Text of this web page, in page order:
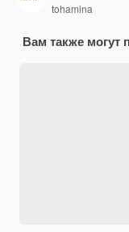
tohamina
Вам также могут